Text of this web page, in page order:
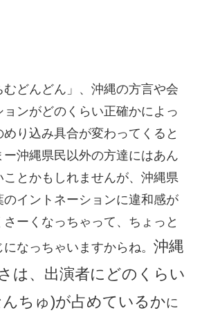
どんどん」、沖縄の方言や会
ンがどのくらい正確かによっ
り込み具合が変わってくると
沖縄県民以外の方達にはあん
ことかもしれませんが、沖縄県
のイントネーションに違和感が
ーくなっちゃって、ちょっと
なっちゃいますからね。 沖縄
は、出演者にどのくらい
ちゅ)が占めているかに